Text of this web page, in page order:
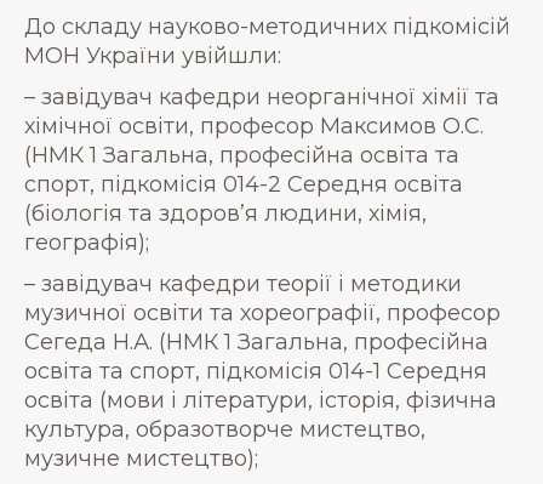
До складу науково-методичних підкомісій
МОН України увійшли:
– завідувач кафедри неорганічної хімії та
хімічної освіти, професор Максимов О.С.
(НМК 1 Загальна, професійна освіта та
спорт, підкомісія 014-2 Середня освіта
(біологія та здоров’я людини, хімія,
географія);
– завідувач кафедри теорії і методики
музичної освіти та хореографії, професор
Сегеда Н.А. (НМК 1 Загальна, професійна
освіта та спорт, підкомісія 014-1 Середня
освіта (мови і літератури, історія, фізична
культура, образотворче мистецтво,
музичне мистецтво);